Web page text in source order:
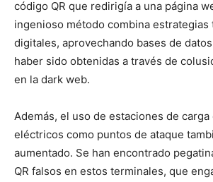
código QR que redirigía a una página
ingenioso método combina estrategias
digitales, aprovechando bases de
haber sido obtenidas a través de
en la dark web.
Además, el uso de estaciones de
eléctricos como puntos de ataque
aumentado. Se han encontrado
QR falsos en estos terminales, que